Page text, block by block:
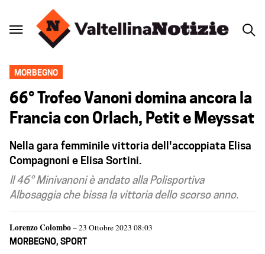
MORBEGNO
66° Trofeo Vanoni domina ancora la
Francia con Orlach, Petit e Meyssat
Nella gara femminile vittoria dell'accoppiata Elisa
Compagnoni e Elisa Sortini.
Il 46° Minivanoni è andato alla Polisportiva
Albosaggia che bissa la vittoria dello scorso anno.
Lorenzo Colombo– 23 Ottobre 2023 08:03
MORBEGNO, SPORT